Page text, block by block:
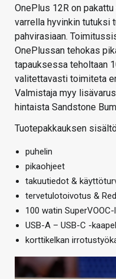
OnePlus 12R on
varrella hyvinkin tutuksi
pahvirasiaan.
OnePlussan tehokas
tapauksessa teholtaan
valitettavasti toimiteta
Valmistaja myy
hintaista Sandstone
Tuotepakkauksen
puhelin
pikaohjeet
takuutiedot &
tervetulotoivotus &
100 watin
USB-A – USB-C -
korttikelkan